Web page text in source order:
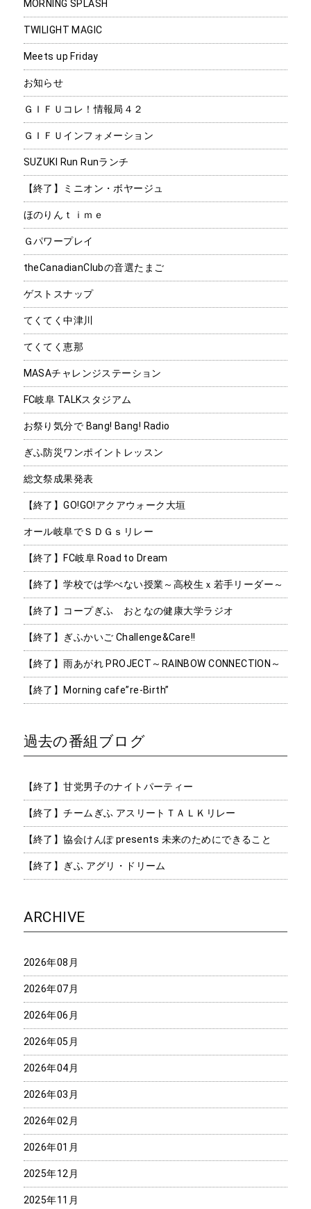
MORNING SPLASH
TWILIGHT MAGIC
Meets up Friday
お知らせ
ＧＩＦＵコレ！情報局４２
ＧＩＦＵインフォメーション
SUZUKI Run Runランチ
【終了】ミニオン・ボヤージュ
ほのりんｔｉｍｅ
Ｇパワープレイ
theCanadianClubの音選たまご
ゲストスナップ
てくてく中津川
てくてく恵那
MASAチャレンジステーション
FC岐阜 TALKスタジアム
お祭り気分で Bang! Bang! Radio
ぎふ防災ワンポイントレッスン
総文祭成果発表
【終了】GO!GO!アクアウォーク大垣
オール岐阜でＳＤＧｓリレー
【終了】FC岐阜 Road to Dream
【終了】学校では学べない授業～高校生ｘ若手リーダー～
【終了】コープぎふ おとなの健康大学ラジオ
【終了】ぎふかいご Challenge&Care!!
【終了】雨あがれ PROJECT～RAINBOW CONNECTION～
【終了】Morning cafe”re-Birth”
過去の番組ブログ
【終了】甘党男子のナイトパーティー
【終了】チームぎふ アスリートＴＡＬＫリレー
【終了】協会けんぽ presents 未来のためにできること
【終了】ぎふ アグリ・ドリーム
ARCHIVE
2026年08月
2026年07月
2026年06月
2026年05月
2026年04月
2026年03月
2026年02月
2026年01月
2025年12月
2025年11月